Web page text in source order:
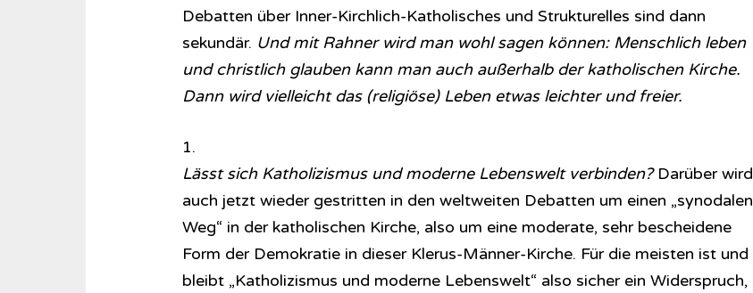
Debatten über Inner-Kirchlich-Katholisches und Strukturelles sind dann
sekundär. Und mit Rahner wird man wohl sagen können: Menschlich leben
und christlich glauben kann man auch außerhalb der katholischen Kirche.
Dann wird vielleicht das (religiöse) Leben etwas leichter und freier.
1.
Lässt sich Katholizismus und moderne Lebenswelt verbinden?Darüber wird
auch jetzt wieder gestritten in den weltweiten Debatten um einen „synodalen
Weg“ in der katholischen Kirche, also um eine moderate, sehr bescheidene
Form der Demokratie in dieser Klerus-Männer-Kirche. Für die meisten ist und
bleibt „Katholizismus und moderne Lebenswelt“ also sicher ein Widerspruch,